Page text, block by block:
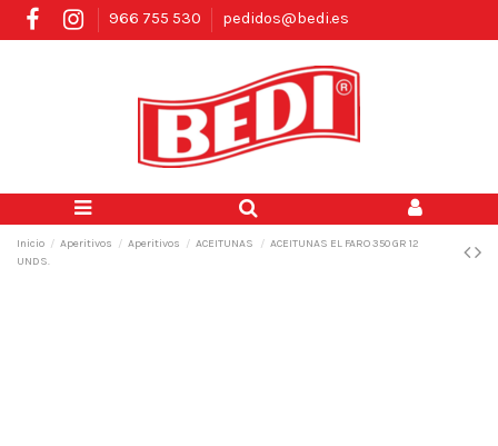
966 755 530 pedidos@bedi.es
Inicio Aperitivos Aperitivos ACEITUNAS
ACEITUNAS EL FARO 350 GR 12
UNDS.